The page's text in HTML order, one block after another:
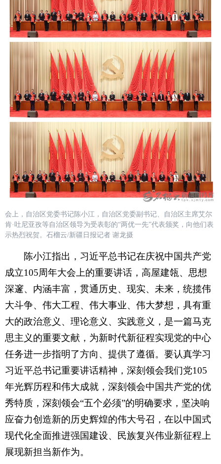
会上，自治区党委书记陈小江，自治区党委副书记、自治区主席艾尔
肯·吐尼亚孜等自治区领导为受表彰的“两优一先”代表颁奖，向他们表
示热烈祝贺。石榴云/新疆日报记者 谢龙摄
陈小江指出，习近平总书记在庆祝中国共产党
成立105周年大会上的重要讲话，高屋建瓴、思想
深邃、内涵丰富，贯通历史、现实、未来，统揽伟
大斗争、伟大工程、伟大事业、伟大梦想，具有重
大的政治意义、理论意义、实践意义，是一篇马克
思主义的重要文献，为新时代新征程实现党的中心
任务进一步指明了方向、提供了遵循。要认真学习
习近平总书记重要讲话精神，深刻领会我们党105
年光辉历程和伟大成就，深刻领会中国共产党的优
秀特质，深刻领会“五个必须”的明确要求，坚决响
应奋力创造新的历史辉煌的伟大号召，在以中国式
现代化全面推进强国建设、民族复兴伟业新征程上
展现新担当新作为。